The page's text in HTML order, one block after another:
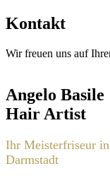
Kontakt
Wir freuen uns auf
Angelo Basile
Hair Artist
Ihr Meisterfriseur in
Darmstadt